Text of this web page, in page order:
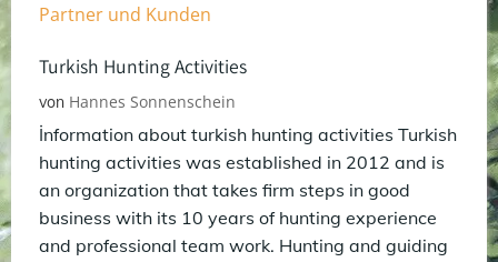
Partner und Kunden
Turkish Hunting Activities
von Hannes Sonnenschein
İnformation about turkish hunting activities Turkish
hunting activities was established in 2012 and is
an organization that takes firm steps in good
business with its 10 years of hunting experience
and professional team work. Hunting and guiding